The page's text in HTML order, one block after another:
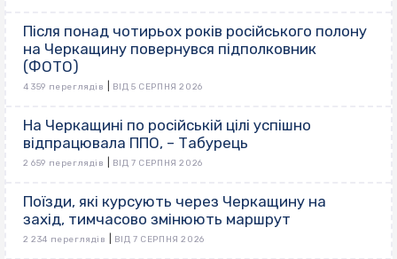
Після понад чотирьох років російського полону
на Черкащину повернувся підполковник
(ФОТО)
4 359 переглядів ВІД 5 СЕРПНЯ 2026
На Черкащині по російській цілі успішно
відпрацювала ППО, – Табурець
2 659 переглядів ВІД 7 СЕРПНЯ 2026
Поїзди, які курсують через Черкащину на
захід, тимчасово змінюють маршрут
2 234 переглядів ВІД 7 СЕРПНЯ 2026